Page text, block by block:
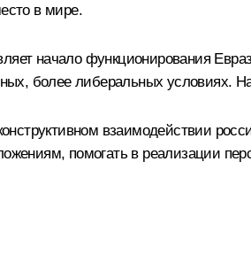
в мире.
начало функционирования
более либеральных условиях.
взаимодействии
помогать в реализации